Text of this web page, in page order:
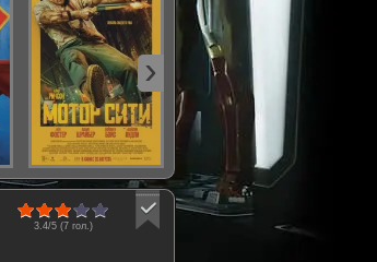
3.4/5 (7гол.)
›